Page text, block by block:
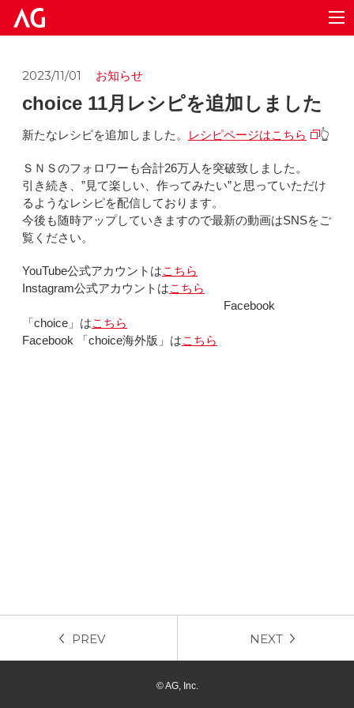
2023/11/01 お知らせ
choice 11月レシピを追加しました
新たなレシピを追加しました。 レシピページはこちら 👆
ＳＮＳのフォロワーも合計26万人を突破致しました。
引き続き、”見て楽しい、作ってみたい”と思っていただけ
るようなレシピを配信しております。
今後も随時アップしていきますので最新の動画はSNSをご
覧ください。
YouTube公式アカウントはこちら
Instagram公式アカウントはこちら
Facebook
「choice」はこちら
Facebook 「choice海外版」はこちら
PREV NEXT
© AG, Inc.